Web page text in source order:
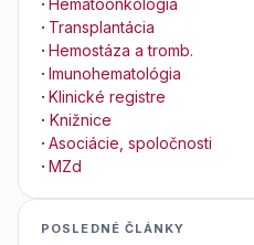
· Transplantácia
· Hemostáza a tromb.
· Imunohematológia
· Klinické registre
· Knižnice
· Asociácie, spoločnosti
· MZd
POSLEDNÉ ČLÁNKY